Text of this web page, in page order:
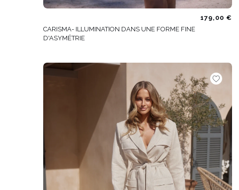
179,00 €
CARISMA- ILLUMINATION DANS UNE FORME FINE
D'ASYMÉTRIE